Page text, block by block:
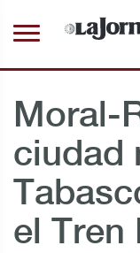
Moral-
ciudad
el Tren